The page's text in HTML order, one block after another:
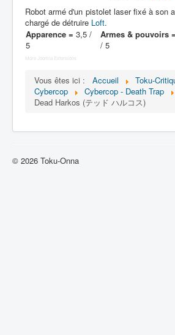
Dessins
Artiste Asperger
Lexique
Dennô keisatsu
察 サイバーコップ) =
Personnages
Robot armé d'un pistolet laser fixé à son
chargé de détruire Loft.
Apparence = 3,5 /
5
Armes & pouvoirs =
/ 5
More Joomla Extensions
Vous êtes ici : Accueil Toku-
Cybercop
Cybercop - Death Trap
Dead Harkos (テッド ハルコス)
© 2026 Toku-Onna